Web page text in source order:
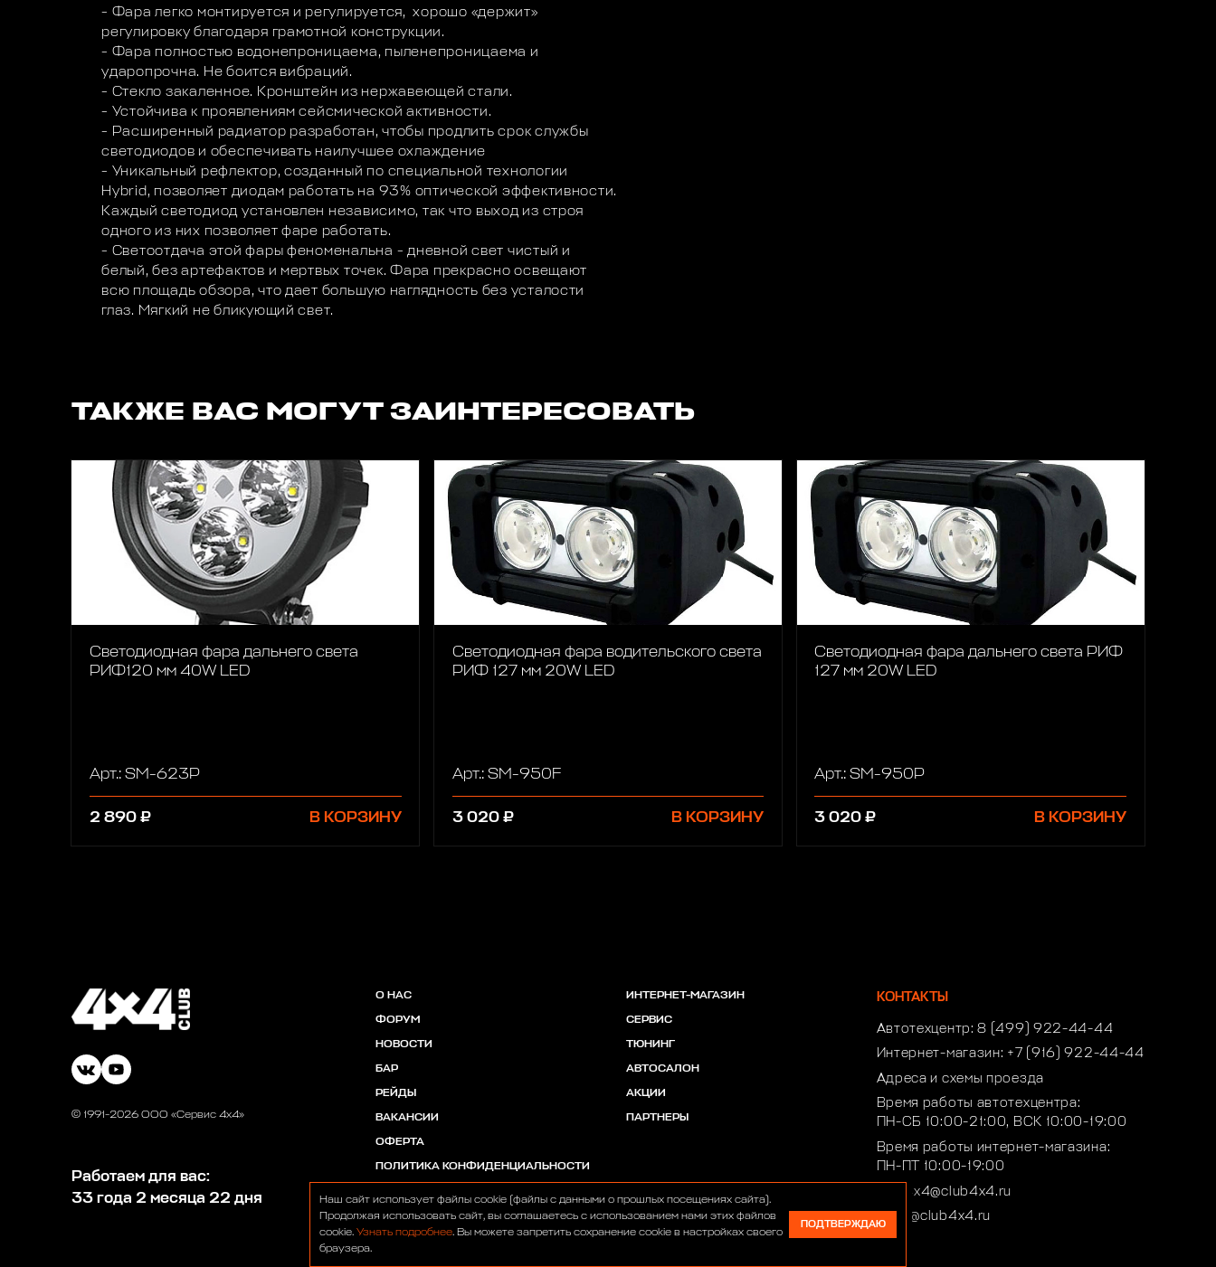
- Фара легко монтируется и регулируется, хорошо «держит»
регулировку благодаря грамотной конструкции.
- Фара полностью водонепроницаема, пыленепроницаема и
ударопрочна. Не боится вибраций.
- Стекло закаленное. Кронштейн из нержавеющей стали.
- Устойчива к проявлениям сейсмической активности.
- Расширенный радиатор разработан, чтобы продлить срок службы
светодиодов и обеспечивать наилучшее охлаждение
- Уникальный рефлектор, созданный по специальной технологии
Hybrid, позволяет диодам работать на 93% оптической эффективности.
Каждый светодиод установлен независимо, так что выход из строя
одного из них позволяет фаре работать.
- Светоотдача этой фары феноменальна - дневной свет чистый и
белый, без артефактов и мертвых точек. Фара прекрасно освещают
всю площадь обзора, что дает большую наглядность без усталости
глаз. Мягкий не бликующий свет.
ТАКЖЕ ВАС МОГУТ ЗАИНТЕРЕСОВАТЬ
Светодиодная фара дальнего света
РИФ120 мм 40W LED
Арт.: SM-623P
2 890 ₽ В КОРЗИНУ
Светодиодная фара водительского света
РИФ 127 мм 20W LED
Арт.: SM-950F
3 020 ₽ В КОРЗИНУ
Светодиодная фара дальнего света РИФ
127 мм 20W LED
Арт.: SM-950P
3 020 ₽ В КОРЗИНУ
© 1991-2026 ООО «Сервис 4х4»
Работаем для вас:
33 года 2 месяца 22 дня
О НАС
ФОРУМ
НОВОСТИ
БАР
РЕЙДЫ
ВАКАНСИИ
ОФЕРТА
ПОЛИТИКА КОНФИДЕНЦИАЛЬНОСТИ
ИНТЕРНЕТ-МАГАЗИН
СЕРВИС
ТЮНИНГ
АВТОСАЛОН
АКЦИИ
ПАРТНЕРЫ
КОНТАКТЫ
Автотехцентр:8 (499) 922-44-44
Интернет-магазин: +7 (916) 922-44-44
Адреса и схемы проезда
Время работы автотехцентра:
ПН-СБ 10:00-21:00, ВСК 10:00-19:00
Время работы интернет-магазина:
ПН-ПТ 10:00-19:00
club4x4@club4x4.ru
shop@club4x4.ru
Наш сайт использует файлы cookie (файлы с данными о прошлых посещениях сайта).
Продолжая использовать сайт, вы соглашаетесь с использованием нами этих файлов
cookie. Узнать подробнее. Вы можете запретить сохранение cookie в настройках своего
браузера.
ПОДТВЕРЖДАЮ